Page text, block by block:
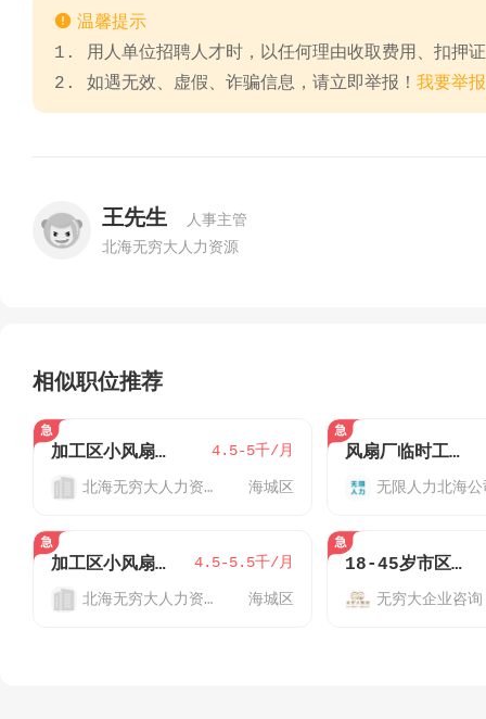
 温馨提示
1. 用人单位招聘人才时，以任何理由收取费用、扣押
2. 如遇无效、虚假、诈骗信息，请立即举报！ 我要举报
王先生
人事主管
北海无穷大人力资源
相似职位推荐
加工区小风扇零时工 4.5-5千/月
北海无穷大人力资源 海城区
风扇厂临时工实习生可带手机坐班不用体检
无限人力北海公
加‮区工‬小风‮厂扇‬小时工、单招生、暑假工 4.5-5.5千/月
北海无穷大人力资源 海城区
18-45岁市区风扇厂/实习生/免体检/可预支
无穷大企业咨询